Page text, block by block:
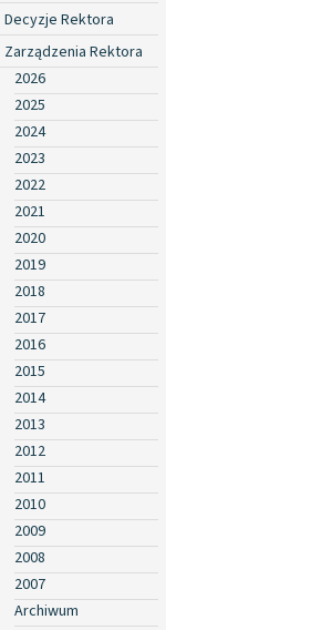
Decyzje Rektora
Zarządzenia Rektora
2026
2025
2024
2023
2022
2021
2020
2019
2018
2017
2016
2015
2014
2013
2012
2011
2010
2009
2008
2007
Archiwum